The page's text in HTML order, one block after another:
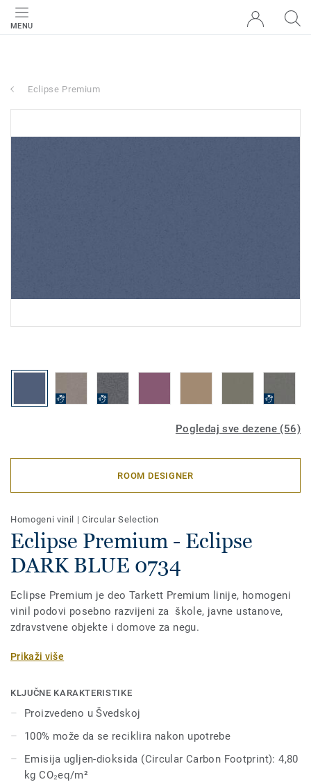
MENU
Eclipse Premium
Pogledaj sve dezene (56)
ROOM DESIGNER
Homogeni vinil |Circular Selection
Eclipse Premium - Eclipse
DARK BLUE 0734
Eclipse Premium je deo Tarkett Premium linije, homogeni
vinil podovi posebno razvijeni za škole, javne ustanove,
zdravstvene objekte i domove za negu.
Eclipse Premium je dostupan u 56 boja kroz dve
snažan vizuelni kontrast.
toplih i hladnih neutralnih tonova.
Prikaži više
KLJUČNE KARAKTERISTIKE
Proizvedeno u Švedskoj
100% može da se reciklira nakon upotrebe
Emisija ugljen-dioksida (Circular Carbon Footprint): 4,80
kg CO₂eq/m²